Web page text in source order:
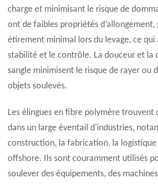
charge et minimisant le risque de
ont de faibles propriétés d’allongement,
étirement minimal lors du levage, ce qui
stabilité et le contrôle. La douceur et la
sangle minimisent le risque de rayer ou
objets soulevés.
Les élingues en fibre polymère trouvent
dans un large éventail d'industries,
construction, la fabrication, la
offshore. Ils sont couramment utilisés
soulever des équipements, des